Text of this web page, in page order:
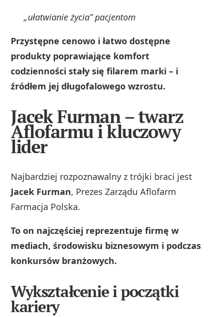
„ułatwianie życia” pacjentom
Przystępne cenowo i łatwo dostępne
produkty poprawiające komfort
codzienności stały się filarem marki – i
źródłem jej długofalowego wzrostu.
Jacek Furman – twarz
Aflofarmu i kluczowy
lider
Najbardziej rozpoznawalny z trójki braci jest
Jacek Furman, Prezes Zarządu Aflofarm
Farmacja Polska.
To on najczęściej reprezentuje firmę w
mediach, środowisku biznesowym i podczas
konkursów branżowych.
Wykształcenie i początki
kariery